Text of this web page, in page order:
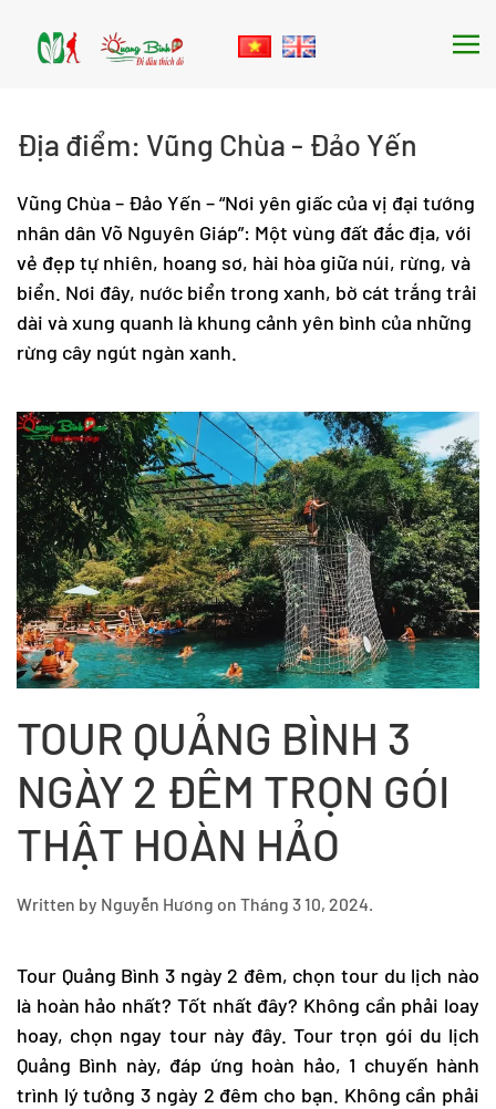
Skip to main content
Địa điểm: Vũng Chùa - Đảo Yến
Vũng Chùa – Đảo Yến – “Nơi yên giấc của vị đại tướng
nhân dân Võ Nguyên Giáp”: Một vùng đất đắc địa, với
vẻ đẹp tự nhiên, hoang sơ, hài hòa giữa núi, rừng, và
biển. Nơi đây, nước biển trong xanh, bờ cát trắng trải
dài và xung quanh là khung cảnh yên bình của những
rừng cây ngút ngàn xanh.
TOUR QUẢNG BÌNH 3
NGÀY 2 ĐÊM TRỌN GÓI
THẬT HOÀN HẢO
Written by Nguyễn Hương on Tháng 3 10, 2024.
Tour Quảng Bình 3 ngày 2 đêm, chọn tour du lịch nào
là hoàn hảo nhất? Tốt nhất đây? Không cần phải loay
hoay, chọn ngay tour này đây. Tour trọn gói du lịch
Quảng Bình này, đáp ứng hoàn hảo, 1 chuyến hành
trình lý tưởng 3 ngày 2 đêm cho bạn. Không cần phải